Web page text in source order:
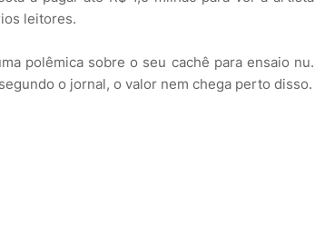
leitores.
polêmica sobre o seu cachê para ensaio nu.
o jornal, o valor nem chega perto disso.